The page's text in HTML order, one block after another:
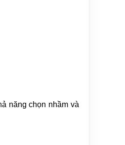
năng chọn nhầm và